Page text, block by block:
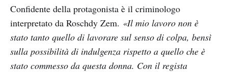
Confidente della protagonista è il criminologo
interpretato da Roschdy Zem. «Il mio lavoro non è
stato tanto quello di lavorare sul senso di colpa, bensì
sulla possibilità di indulgenza rispetto a quello che è
stato commesso da questa donna. Con il regista